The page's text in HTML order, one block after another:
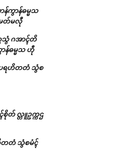
န်ကွာန်ဓမ္မသ
မတ်မလီု
သွံ ဂအာၚ်တိ
န်ဓမ္မသ ဟီု
ပရဟိတတံ သွံစ
တ် လ္တူဥက္ကဌ
တတံ သွံစမံၚ်